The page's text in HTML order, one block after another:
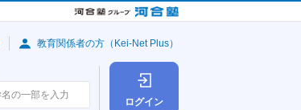
ログイン
教育関係者の方（Kei-Net Plus）